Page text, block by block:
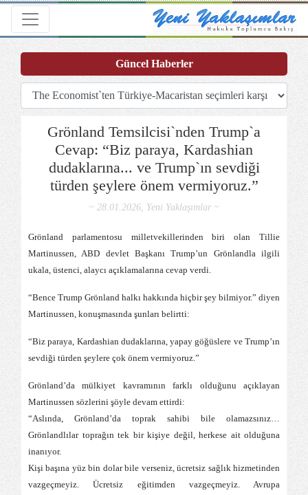
Toggle navigation
Grönland Temsilcisi`nden Trump`a
Cevap: “Biz paraya, Kardashian
dudaklarına... ve Trump`ın sevdiği
türden şeylere önem vermiyoruz.”
~ 28.01.2026, Yeni Yaklaşımlar ~
Grönland parlamentosu milletvekillerinden biri olan Tillie
Martinussen, ABD devlet Başkanı Trump’un Grönlandla ilgili
ukala, üstenci, alaycı açıklamalarına cevap verdi.
“Bence Trump Grönland halkı hakkında hiçbir şey bilmiyor.” diyen
Martinussen, konuşmasında şunları belirtti:
“Biz paraya, Kardashian dudaklarına, yapay göğüslere ve Trump’ın
sevdiği türden şeylere çok önem vermiyoruz.”
Grönland’da mülkiyet kavramının farklı olduğunu açıklayan
Martinussen sözlerini şöyle devam ettirdi:
“Aslında, Grönland’da toprak sahibi bile olamazsınız…
Grönlandlılar toprağın tek bir kişiye değil, herkese ait olduğuna
inanıyor.
Kişi başına yüz bin dolar bile verseniz, ücretsiz sağlık hizmetinden
vazgeçmeyiz. Ücretsiz eğitimden vazgeçmeyiz. Avrupa
Güncel Haberler